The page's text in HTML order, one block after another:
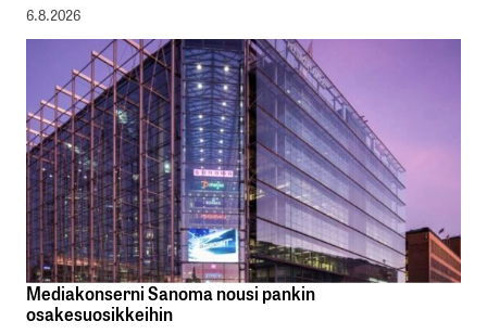
6.8.2026
Mediakonserni Sanoma nousi pankin
osakesuosikkeihin